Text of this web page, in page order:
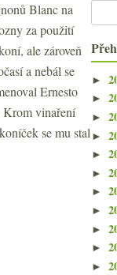
Blanc na
za použití
ale zároveň
a nebál se
Ernesto
Krom vinaření
se mu stal
►
►
►
►
►
►
►
►
►
►
►